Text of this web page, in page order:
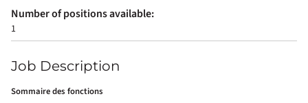
Number of positions available:
1
Job Description
Sommaire des fonctions